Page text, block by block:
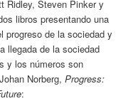
Ridley, Steven Pinker y
libros presentando una
de la sociedad y
llegada de la sociedad
y los números son
Norberg,Progress:
: